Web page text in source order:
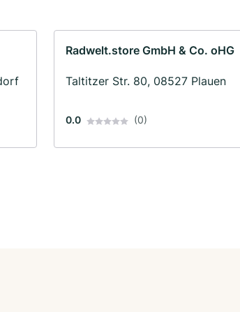
Radwelt.store GmbH & Co. oHG
Taltitzer Str. 80, 08527 Plauen
0.0 (0)